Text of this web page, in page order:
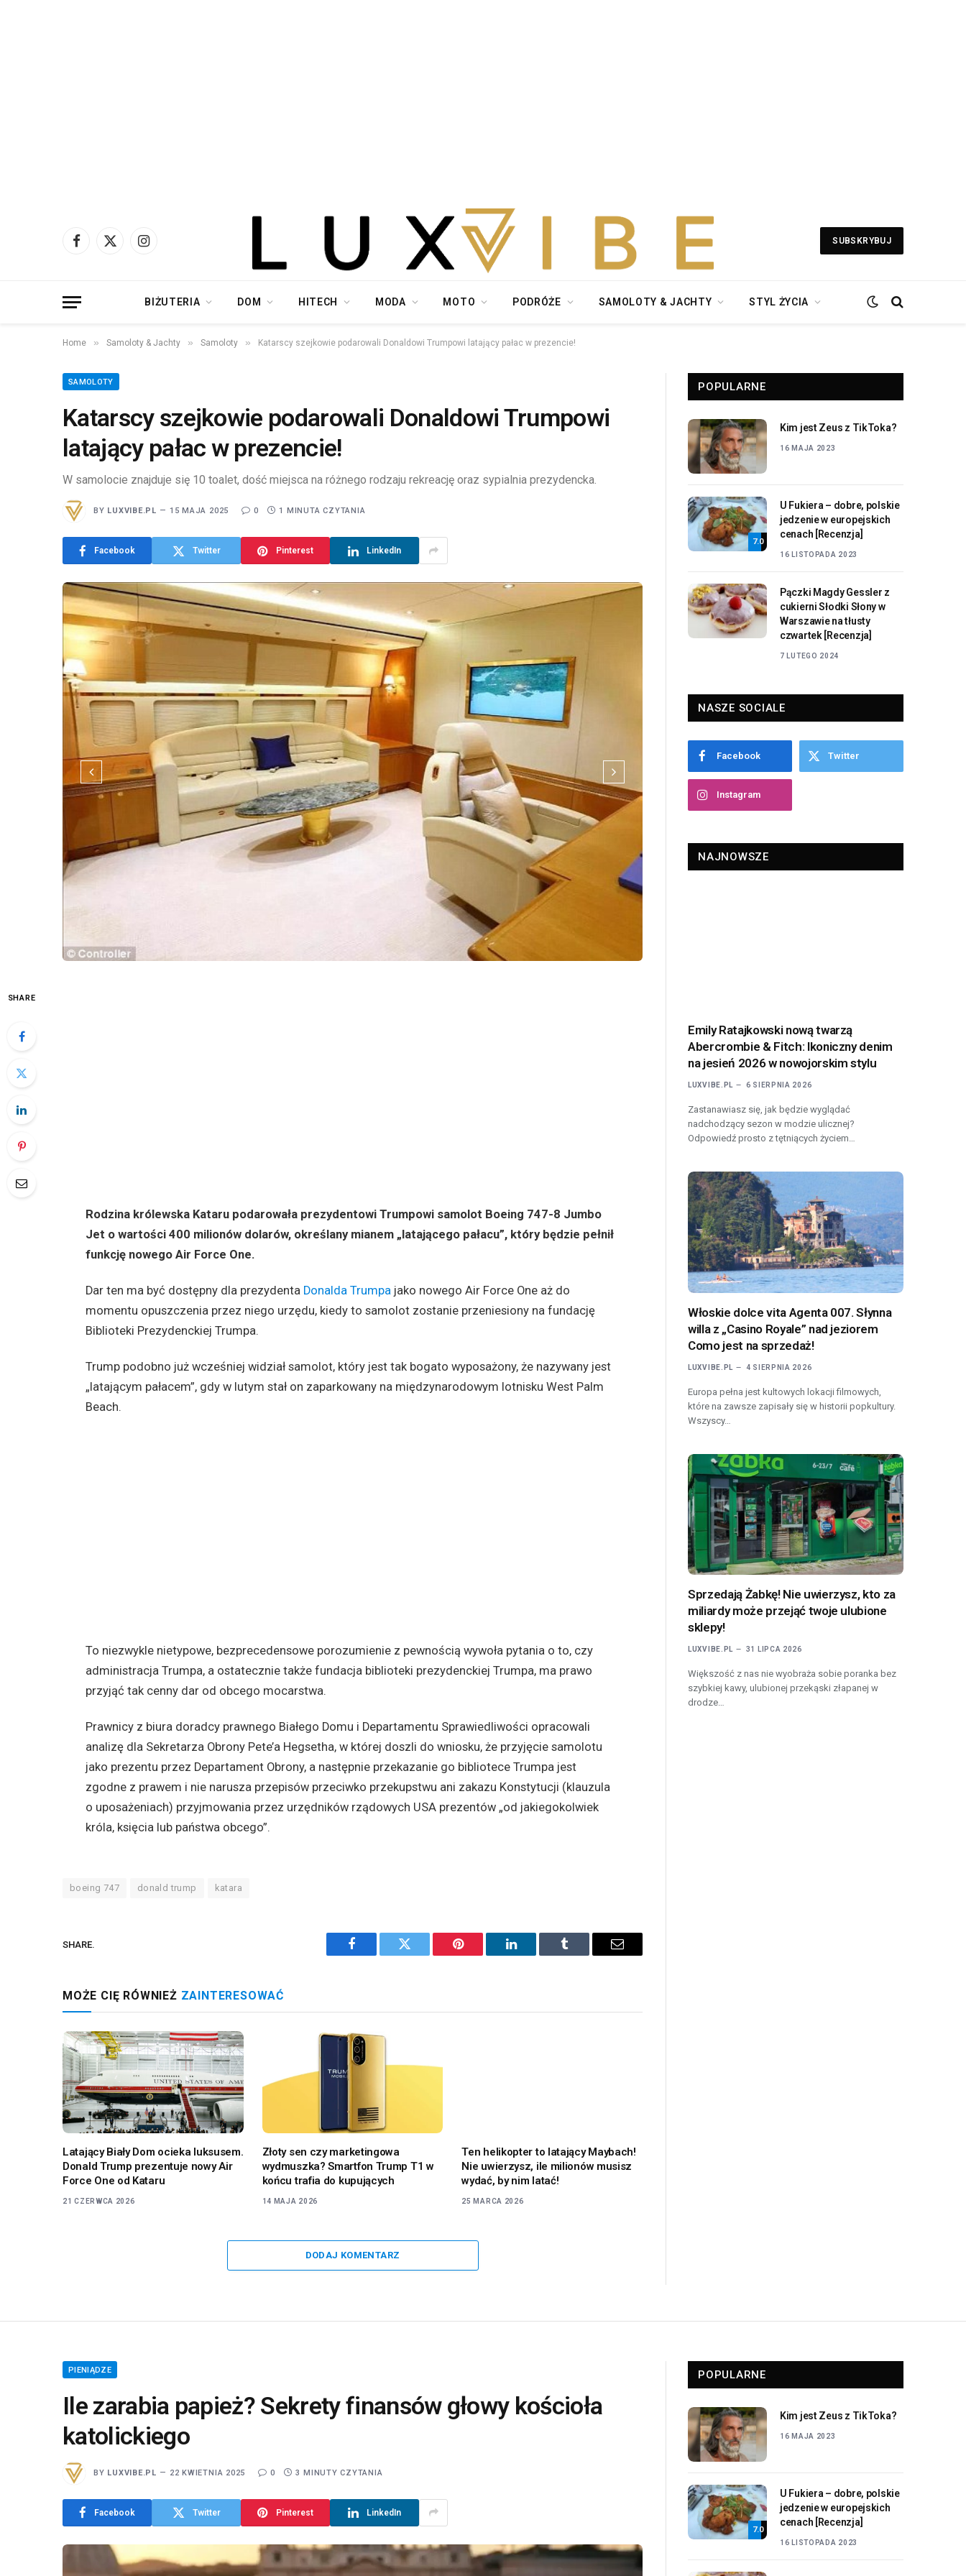
Facebook
X
Instagram
SUBSKRYBUJ
BIŻUTERIA DOM HITECH MODA MOTO PODRÓŻE SAMOLOTY & JACHTY STYL ŻYCIA
Home » Samoloty & Jachty » Samoloty » Katarscy szejkowie podarowali Donaldowi Trumpowi latający pałac w prezencie!
SAMOLOTY
Katarscy szejkowie podarowali Donaldowi Trumpowi
latający pałac w prezencie!
W samolocie znajduje się 10 toalet, dość miejsca na różnego rodzaju rekreację oraz sypialnia prezydencka.
BY LUXVIBE.PL 15 MAJA 2025 0 1 MINUTA CZYTANIA
Facebook Twitter Pinterest LinkedIn
SHARE
Rodzina królewska Kataru podarowała prezydentowi Trumpowi samolot Boeing 747-8 Jumbo
Jet o wartości 400 milionów dolarów, określany mianem „latającego pałacu”, który będzie pełnił
funkcję nowego Air Force One.
Dar ten ma być dostępny dla prezydenta Donalda Trumpajako nowego Air Force One aż do
momentu opuszczenia przez niego urzędu, kiedy to samolot zostanie przeniesiony na fundację
Biblioteki Prezydenckiej Trumpa.
Trump podobno już wcześniej widział samolot, który jest tak bogato wyposażony, że nazywany jest
„latającym pałacem”, gdy w lutym stał on zaparkowany na międzynarodowym lotnisku West Palm
Beach.
To niezwykle nietypowe, bezprecedensowe porozumienie z pewnością wywoła pytania o to, czy
administracja Trumpa, a ostatecznie także fundacja biblioteki prezydenckiej Trumpa, ma prawo
przyjąć tak cenny dar od obcego mocarstwa.
Prawnicy z biura doradcy prawnego Białego Domu i Departamentu Sprawiedliwości opracowali
analizę dla Sekretarza Obrony Pete’a Hegsetha, w której doszli do wniosku, że przyjęcie samolotu
jako prezentu przez Departament Obrony, a następnie przekazanie go bibliotece Trumpa jest
zgodne z prawem i nie narusza przepisów przeciwko przekupstwu ani zakazu Konstytucji (klauzula
o uposażeniach) przyjmowania przez urzędników rządowych USA prezentów „od jakiegokolwiek
króla, księcia lub państwa obcego”.
boeing 747 donald trump katara
SHARE.
Facebook Twitter Pinterest LinkedIn Tumblr Email
MOŻE CIĘ RÓWNIEŻ ZAINTERESOWAĆ
Latający Biały Dom ocieka luksusem.
Donald Trump prezentuje nowy Air
Force One od Kataru
21 CZERWCA 2026
Złoty sen czy marketingowa
wydmuszka? Smartfon Trump T1 w
końcu trafia do kupujących
14 MAJA 2026
Ten helikopter to latający Maybach!
Nie uwierzysz, ile milionów musisz
wydać, by nim latać!
25 MARCA 2026
DODAJ KOMENTARZ
POPULARNE
Kim jest Zeus z TikToka?
16 MAJA 2023
7.0
U Fukiera – dobre, polskie
jedzenie w europejskich
cenach [Recenzja]
16 LISTOPADA 2023
Pączki Magdy Gessler z
cukierni Słodki Słony w
Warszawie na tłusty
czwartek [Recenzja]
7 LUTEGO 2024
NASZE SOCIALE
Facebook Twitter
Instagram
NAJNOWSZE
Emily Ratajkowski nową twarzą
Abercrombie & Fitch: Ikoniczny denim
na jesień 2026 w nowojorskim stylu
LUXVIBE.PL 6 SIERPNIA 2026
Zastanawiasz się, jak będzie wyglądać
nadchodzący sezon w modzie ulicznej?
Odpowiedź prosto z tętniących życiem…
Włoskie dolce vita Agenta 007. Słynna
willa z „Casino Royale” nad jeziorem
Como jest na sprzedaż!
LUXVIBE.PL 4 SIERPNIA 2026
Europa pełna jest kultowych lokacji filmowych,
które na zawsze zapisały się w historii popkultury.
Wszyscy…
Sprzedają Żabkę! Nie uwierzysz, kto za
miliardy może przejąć twoje ulubione
sklepy!
LUXVIBE.PL 31 LIPCA 2026
Większość z nas nie wyobraża sobie poranka bez
szybkiej kawy, ulubionej przekąski złapanej w
drodze…
PIENIĄDZE
Ile zarabia papież? Sekrety finansów głowy kościoła
katolickiego
BY LUXVIBE.PL 22 KWIETNIA 2025 0 3 MINUTY CZYTANIA
Facebook Twitter Pinterest LinkedIn
POPULARNE
Kim jest Zeus z TikToka?
16 MAJA 2023
7.0
U Fukiera – dobre, polskie
jedzenie w europejskich
cenach [Recenzja]
16 LISTOPADA 2023